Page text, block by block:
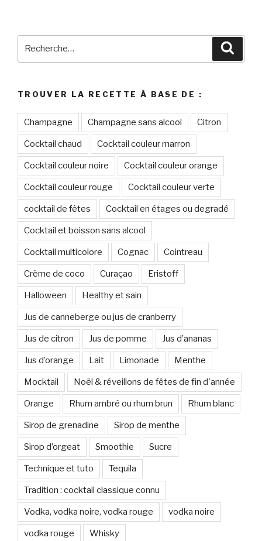
TROUVER LA RECETTE À BASE DE :
Champagne Champagne sans alcool Citron
Cocktail chaud Cocktail couleur marron
Cocktail couleur noire Cocktail couleur orange
Cocktail couleur rouge Cocktail couleur verte
cocktail de fêtes Cocktail en étages ou degradé
Cocktail et boisson sans alcool
Cocktail multicolore Cognac Cointreau
Crème de coco Curaçao Eristoff
Halloween Healthy et sain
Jus de canneberge ou jus de cranberry
Jus de citron Jus de pomme Jus d’ananas
Jus d’orange Lait Limonade Menthe
Mocktail Noël & réveillons de fêtes de fin d'année
Orange Rhum ambré ou rhum brun Rhum blanc
Sirop de grenadine Sirop de menthe
Sirop d’orgeat Smoothie Sucre
Technique et tuto Tequila
Tradition : cocktail classique connu
Vodka, vodka noire, vodka rouge vodka noire
vodka rouge Whisky